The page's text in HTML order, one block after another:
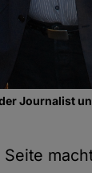
Journalist